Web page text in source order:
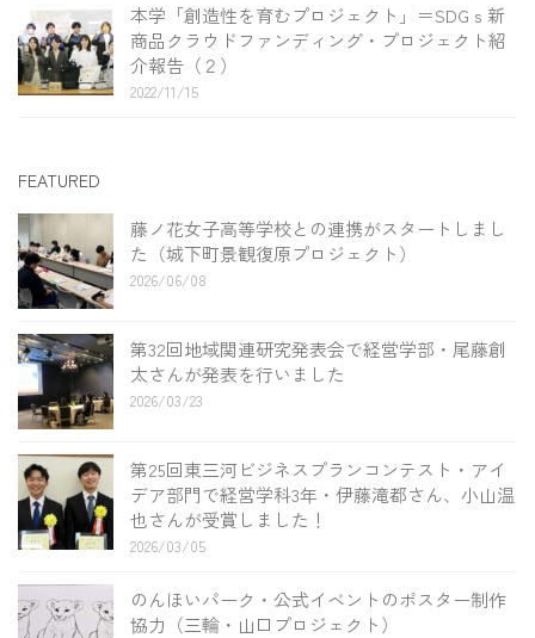
本学「創造性を育むプロジェクト」＝SDGｓ新
商品クラウドファンディング・プロジェクト紹
介報告（２）
2022/11/15
FEATURED
藤ノ花女子高等学校との連携がスタートしまし
た（城下町景観復原プロジェクト）
2026/06/08
第32回地域関連研究発表会で経営学部・尾藤創
太さんが発表を行いました
2026/03/23
第25回東三河ビジネスプランコンテスト・アイ
デア部門で経営学科3年・伊藤滝都さん、小山温
也さんが受賞しました！
2026/03/05
のんほいパーク・公式イベントのポスター制作
協力（三輪・山口プロジェクト）